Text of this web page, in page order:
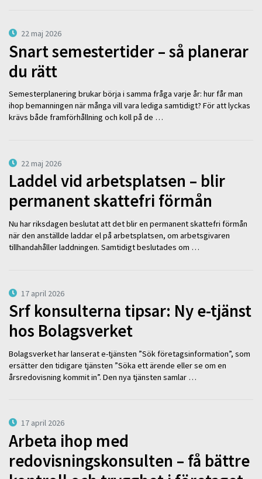
22 maj 2026
Snart semestertider – så planerar
du rätt
Semesterplanering brukar börja i samma fråga varje år: hur får man
ihop bemanningen när många vill vara lediga samtidigt? För att lyckas
krävs både framförhållning och koll på de …
22 maj 2026
Laddel vid arbetsplatsen – blir
permanent skattefri förmån
Nu har riksdagen beslutat att det blir en permanent skattefri förmån
när den anställde laddar el på arbetsplatsen, om arbetsgivaren
tillhandahåller laddningen. Samtidigt beslutades om …
17 april 2026
Srf konsulterna tipsar: Ny e-tjänst
hos Bolagsverket
Bolagsverket har lanserat e-tjänsten ”Sök företagsinformation”, som
ersätter den tidigare tjänsten ”Söka ett ärende eller se om en
årsredovisning kommit in”. Den nya tjänsten samlar …
17 april 2026
Arbeta ihop med
redovisningskonsulten – få bättre